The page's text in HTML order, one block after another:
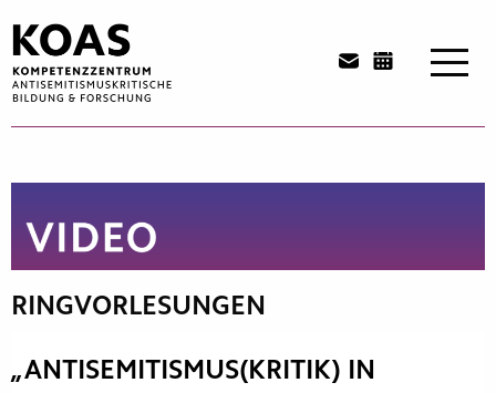
Inhalt
springen
RINGVORLESUNGEN
„ANTISEMITISMUS(KRITIK) IN